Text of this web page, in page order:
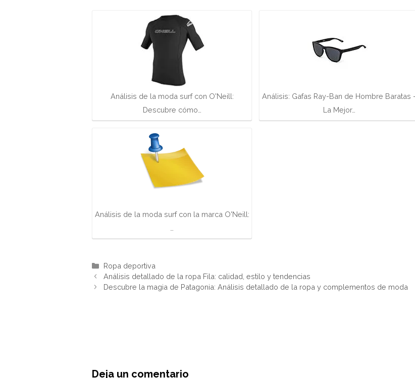
Análisis de la moda surf con O'Neill:
Descubre cómo…
Análisis de la moda surf con la marca O'Neill:
Análisis: Gafas Ray-Ban de Hombre Baratas -
La Mejor…
Categorías
Ropa deportiva
Análisis detallado de la ropa Fila: calidad, estilo y tendencias
Descubre la magia de Patagonia: Análisis detallado de la ropa y complementos de moda
Deja un comentario